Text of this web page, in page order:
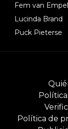
Fem van Empel
Lucinda Brand
Puck Pieterse
Política de